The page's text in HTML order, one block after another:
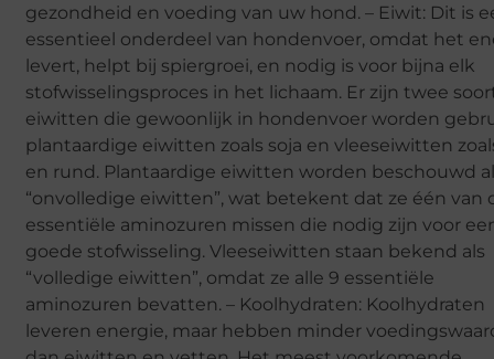
gezondheid en voeding van uw hond. – Eiwit: Dit is
essentieel onderdeel van hondenvoer, omdat het
levert, helpt bij spiergroei, en nodig is voor bijna elk
stofwisselingsproces in het lichaam. Er zijn twee
eiwitten die gewoonlijk in hondenvoer worden
plantaardige eiwitten zoals soja en vleeseiwitten
en rund. Plantaardige eiwitten worden beschouwd
“onvolledige eiwitten”, wat betekent dat ze één van
essentiële aminozuren missen die nodig zijn voor
goede stofwisseling. Vleeseiwitten staan bekend als
“volledige eiwitten”, omdat ze alle 9 essentiële
aminozuren bevatten. – Koolhydraten: Koolhydraten
leveren energie, maar hebben minder